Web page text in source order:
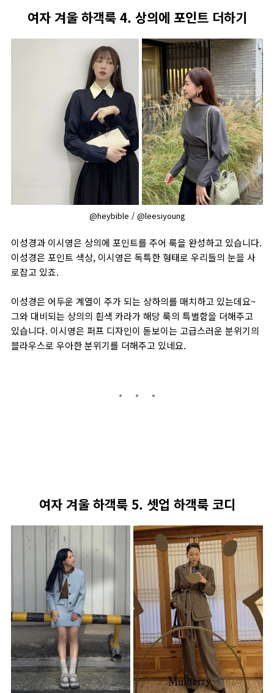
여자 겨울 하객룩 4. 상의에 포인트 더하기
@heybible / @leesiyoung
이성경과 이시영은 상의에 포인트를 주어 룩을 완성하고 있습니다.
이성경은 포인트 색상, 이시영은 독특한 형태로 우리들의 눈을 사
로잡고 있죠.
이성경은 어두운 계열이 주가 되는 상하의를 매치하고 있는데요~
그와 대비되는 상의의 흰색 카라가 해당 룩의 특별함을 더해주고
있습니다. 이시영은 퍼프 디자인이 돋보이는 고급스러운 분위기의
블라우스로 우아한 분위기를 더해주고 있네요.
여자 겨울 하객룩 5. 셋업 하객룩 코디